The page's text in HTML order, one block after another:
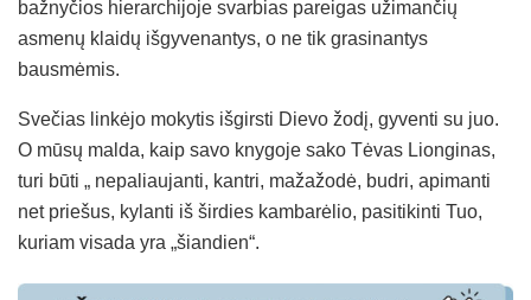
bažnyčios hierarchijoje svarbias pareigas užimančių
asmenų klaidų išgyvenantys, o ne tik grasinantys
bausmėmis.
Svečias linkėjo mokytis išgirsti Dievo žodį, gyventi su juo.
O mūsų malda, kaip savo knygoje sako Tėvas Lionginas,
turi būti „ nepaliaujanti, kantri, mažažodė, budri, apimanti
net priešus, kylanti iš širdies kambarėlio, pasitikinti Tuo,
kuriam visada yra „šiandien“.